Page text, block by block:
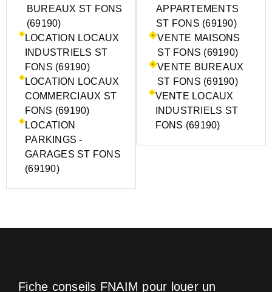
BUREAUX ST FONS
(69190)
LOCATION LOCAUX
INDUSTRIELS ST
FONS (69190)
LOCATION LOCAUX
COMMERCIAUX ST
FONS (69190)
LOCATION
PARKINGS -
GARAGES ST FONS
(69190)
APPARTEMENTS
ST FONS (69190)
VENTE MAISONS
ST FONS (69190)
VENTE BUREAUX
ST FONS (69190)
VENTE LOCAUX
INDUSTRIELS ST
FONS (69190)
Fiche conseils FNAIM pour louer un